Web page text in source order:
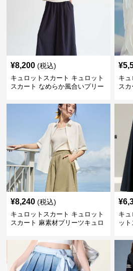
¥8,200 (税込)
キュロットスカート キュロット
スカート なめらか風合いプリー
¥
キ
ス
¥8,240 (税込)
キュロットスカート キュロット
スカート 麻素材プリーツキュロ
¥
キ
ッ